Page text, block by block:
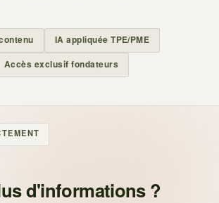
IA appliquée TPE/PME
Accès exclusif fondateurs
d'informations ?